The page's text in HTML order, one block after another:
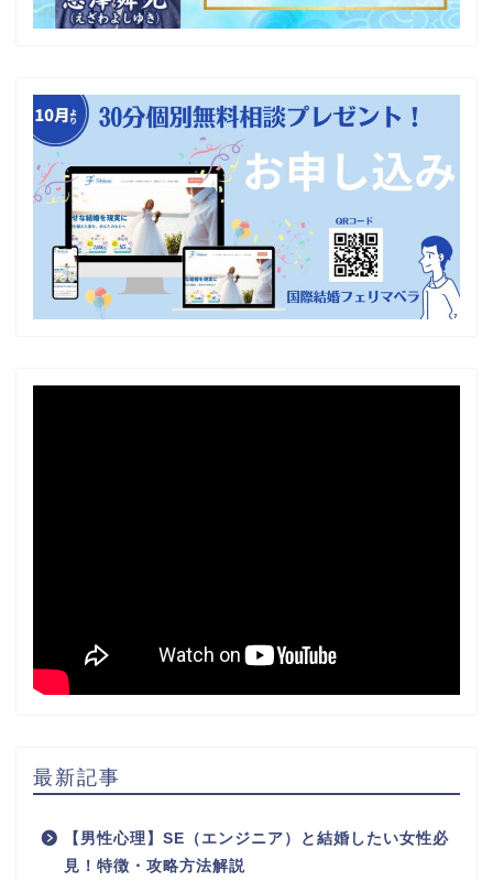
最新記事
【男性心理】SE（エンジニア）と結婚したい女性必
見！特徴・攻略方法解説